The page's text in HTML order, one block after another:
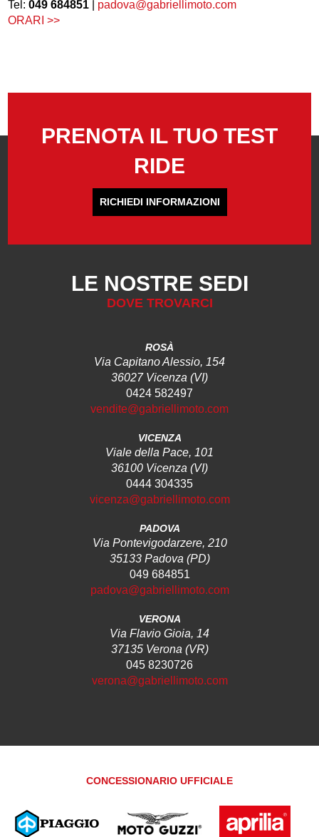
Tel:049 684851
padova@gabriellimoto.com
ORARI >>
PRENOTA IL TUO TEST
RIDE
RICHIEDI INFORMAZIONI
LE NOSTRE SEDI
DOVE TROVARCI
ROSÀ
Via Capitano Alessio, 154
36027 Vicenza (VI)
0424 582497
vendite@gabriellimoto.com
VICENZA
Viale della Pace, 101
36100 Vicenza (VI)
0444 304335
vicenza@gabriellimoto.com
PADOVA
Via Pontevigodarzere, 210
35133 Padova (PD)
049 684851
padova@gabriellimoto.com
VERONA
Via Flavio Gioia, 14
37135 Verona (VR)
045 8230726
verona@gabriellimoto.com
CONCESSIONARIO UFFICIALE